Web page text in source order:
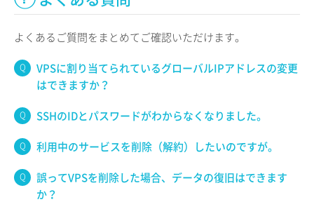
よくあるご質問をまとめてご確認いただけます。
VPSに割り当てられているグローバルIPアドレスの変更
はできますか？
SSHのIDとパスワードがわからなくなりました。
利用中のサービスを削除（解約）したいのですが。
誤ってVPSを削除した場合、データの復旧はできます
か？